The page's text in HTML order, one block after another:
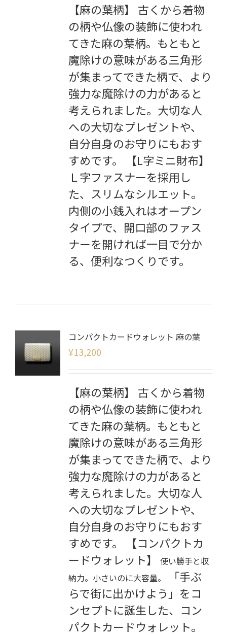
【麻の葉柄】 古くから着物
の柄や仏像の装飾に使われ
てきた麻の葉柄。もともと
魔除けの意味がある三角形
が集まってできた柄で、より
強力な魔除けの力があると
考えられました。大切な人
への大切なプレゼントや、
自分自身のお守りにもおす
すめです。 【L字ミニ財布】
Ｌ字ファスナーを採用し
た、スリムなシルエット。
内側の小銭入れはオープン
タイプで、開口部のファス
ナーを開ければ一目で分か
る、便利なつくりです。
コンパクトカードウォレット 麻の葉
¥13,200
【麻の葉柄】 古くから着物
の柄や仏像の装飾に使われ
てきた麻の葉柄。もともと
魔除けの意味がある三角形
が集まってできた柄で、より
強力な魔除けの力があると
考えられました。大切な人
への大切なプレゼントや、
自分自身のお守りにもおす
すめです。 【コンパクトカ
ードウォレット】
使い勝手と収
納力。小さいのに大容量。
「手ぶ
らで街に出かけよう」をコ
ンセプトに誕生した、コン
パクトカードウォレット。